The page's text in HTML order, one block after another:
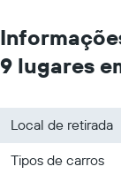
9 lugares
Local de retirada
Tipos de carros